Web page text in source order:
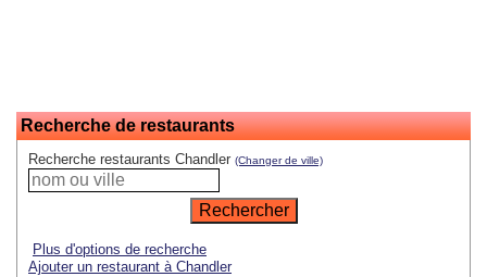
Recherche de restaurants
Recherche restaurants Chandler (Changer de ville)
Plus d'options de recherche
Ajouter un restaurant à Chandler